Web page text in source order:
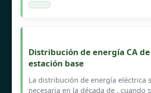
Distribución de energía CA
estación base
La distribución de energía eléctrica
necesaria en la década de , cuando